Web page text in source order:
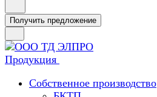
Получить предложение
Продукция
Собственное производство